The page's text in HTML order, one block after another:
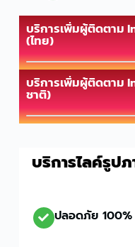
บริการเพิ่มผู้ติดตาม
(ไทย)
บริการเพิ่มผู้ติดตาม
ชาติ)
บริการไลค์รูป
ปลอดภัย 100%